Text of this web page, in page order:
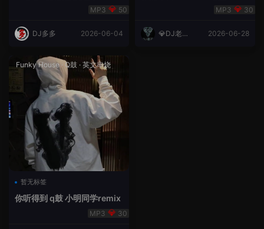
50
DJ多多 2026-06-04
30
💎DJ老王
2026-06-28
Funky House· Q鼓 · 英文串烧
暂无标签
你听得到 q鼓 小明同学remix
30